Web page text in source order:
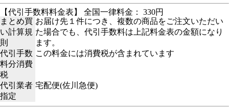
【代引手数料料金表】 全国一律料金： 330円
まとめ買
い計算規
則
お届け先１件につき、複数の商品をご注文いただい
た場合でも、代引手数料は上記料金表の金額になり
ます。
代引手数
料分消費
税
この料金には消費税が含まれています
代引業者
指定
宅配便(佐川急便)